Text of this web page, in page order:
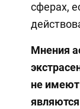
сферах,
Мнения
не имеют